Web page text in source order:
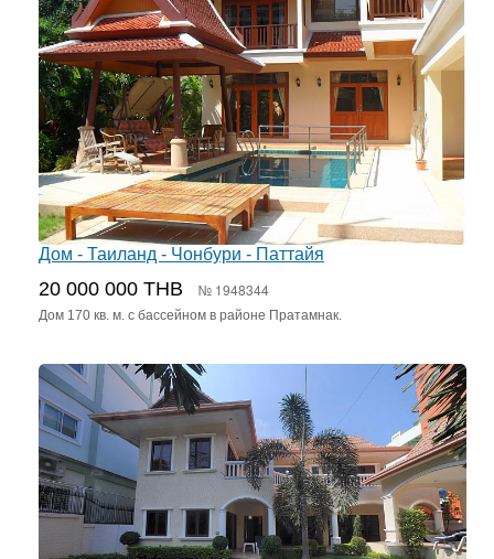
Дом - Таиланд - Чонбури - Паттайя
20 000 000 THB № 1948344
Дом 170 кв. м. с бассейном в районе Пратамнак.